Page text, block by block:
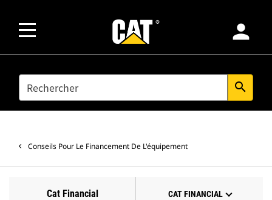
person
SEARCH search
Conseils Pour Le Financement De L'équipement
Cat Financial CAT FINANCIAL